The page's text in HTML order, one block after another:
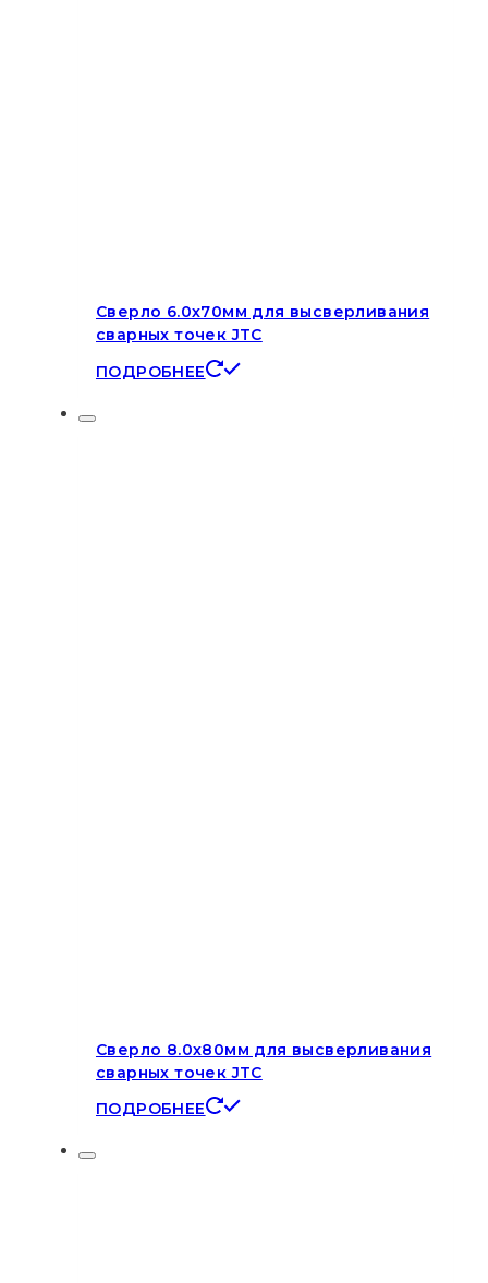
Сверло 6.0х70мм для высверливания
сварных точек JTC
ПОДРОБНЕЕ
Сверло 8.0х80мм для высверливания
сварных точек JTC
ПОДРОБНЕЕ